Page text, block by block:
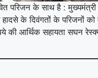
परिजन के साथ है : मुख्यमंत्री
के दिवंगतों के परिजनों को
की आर्थिक सहायता सघन